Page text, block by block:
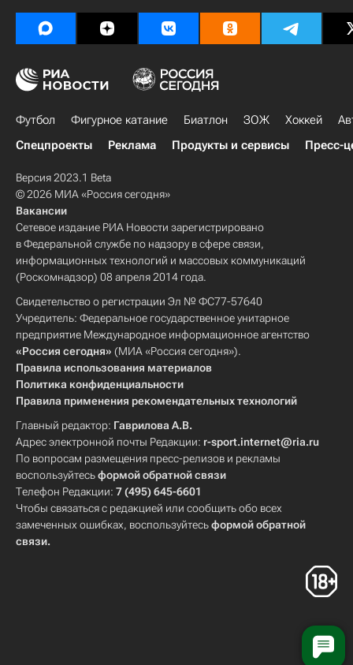
Футбол Фигурное катание Биатлон ЗОЖ Хоккей
Спецпроекты
Реклама Продукты и сервисы Пресс-
Версия 2023.1 Beta
© 2026 МИА «Россия сегодня»
Вакансии
Сетевое издание РИА Новости зарегистрировано
в Федеральной службе по надзору в сфере связи,
информационных технологий и массовых коммуникаций
(Роскомнадзор) 08 апреля 2014 года.
Свидетельство о регистрации Эл № ФС77-57640
Учредитель: Федеральное государственное унитарное
предприятие Международное информационное агентство
«Россия сегодня» (МИА «Россия сегодня»).
Правила использования материалов
Политика конфиденциальности
Правила применения рекомендательных технологий
Главный редактор: Гаврилова А.В.
Адрес электронной почты Редакции: r-sport.internet@ria.ru
По вопросам размещения пресс-релизов и рекламы
воспользуйтесьформой обратной связи
Телефон Редакции: 7 (495) 645-6601
Чтобы связаться с редакцией или сообщить обо всех
замеченных ошибках, воспользуйтесьформой обратной
связи.